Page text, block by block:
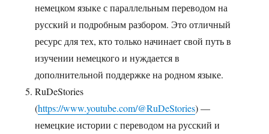
немецком языке с параллельным переводом на
русский и подробным разбором. Это отличный
ресурс для тех, кто только начинает свой путь в
изучении немецкого и нуждается в
дополнительной поддержке на родном языке.
RuDeStories
(https://www.youtube.com/@RuDeStories) —
немецкие истории с переводом на русский и